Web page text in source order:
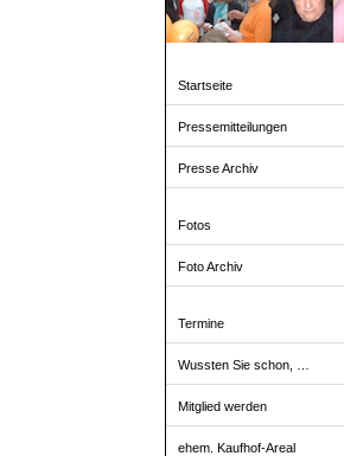
Startseite
Pressemitteilungen
Presse Archiv
Fotos
Foto Archiv
Termine
Wussten Sie schon, …
Mitglied werden
ehem. Kaufhof-Areal